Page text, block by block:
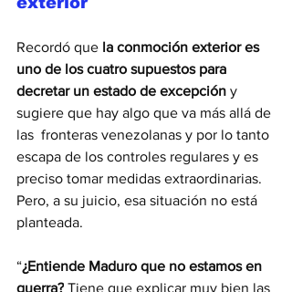
Recordó que la conmoción exterior es
uno de los cuatro supuestos para
decretar un estado de excepción y
sugiere que hay algo que va más allá de
las  fronteras venezolanas y por lo tanto
escapa de los controles regulares y es
preciso tomar medidas extraordinarias.
Pero, a su juicio, esa situación no está
planteada.
“¿Entiende Maduro que no estamos en
guerra? Tiene que explicar muy bien las